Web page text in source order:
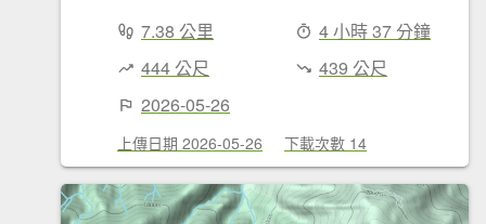
7.38 公里
4 小時 37 分鐘
444 公尺
439 公尺
2026-05-26
上傳日期 2026-05-26 下載次數 14